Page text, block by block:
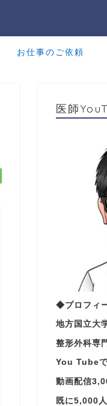
お仕事のご依頼
医師
◆プロフィ
地方国立大
整形外科専
You Tubeで
動画配信
既に5,000